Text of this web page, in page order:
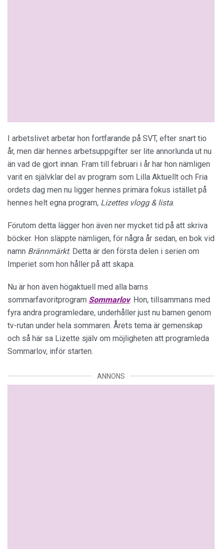
I arbetslivet arbetar hon fortfarande på SVT, efter snart tio
år, men där hennes arbetsuppgifter ser lite annorlunda ut nu
än vad de gjort innan. Fram till februari i år har hon nämligen
varit en självklar del av program som Lilla Aktuellt och Fria
ordets dag men nu ligger hennes primära fokus istället på
hennes helt egna program, Lizettes vlogg & lista.
Förutom detta lägger hon även ner mycket tid på att skriva
böcker. Hon släppte nämligen, för några år sedan, en bok vid
namn Brännmärkt. Detta är den första delen i serien om
Imperiet som hon håller på att skapa.
Nu är hon även högaktuell med alla barns
sommarfavoritprogram Sommarlov. Hon, tillsammans med
fyra andra programledare, underhåller just nu barnen genom
tv-rutan under hela sommaren. Årets tema är gemenskap
och så här sa Lizette själv om möjligheten att programleda
Sommarlov, inför starten.
ANNONS